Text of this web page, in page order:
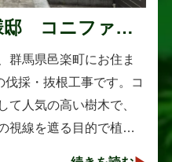
コニファー
群馬県邑楽町にお住ま
採・抜根工事です。コ
て人気の高い樹木で、
視線を遮る目的で植え